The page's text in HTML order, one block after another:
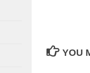
YOU